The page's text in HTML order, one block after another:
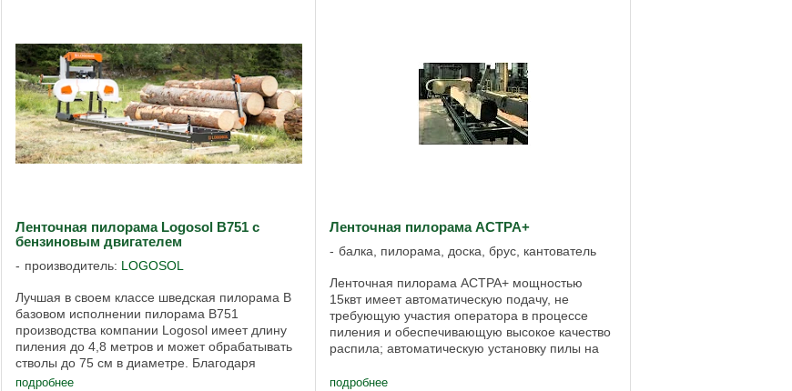
Ленточная пилорама Logosol B751 c
бензиновым двигателем
производитель: LOGOSOL
Лучшая в своем классе шведская пилорама В
базовом исполнении пилорама B751
производства компании Logosol имеет длину
пиления до 4,8 метров и может обрабатывать
стволы до 75 см в диаметре. Благодаря
фиксированным шагам глубины резания
подробнее
Ленточная пилорама АСТРА+
балка, пилорама, доска, брус, кантователь
Ленточная пилорама АСТРА+ мощностью
15квт имеет автоматическую подачу, не
требующую участия оператора в процессе
пиления и обеспечивающую высокое качество
распила; автоматическую установку пилы на
...
подробнее